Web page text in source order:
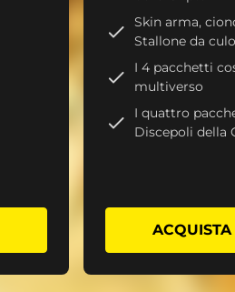
Skin arma,
Stallone da culo
I 4 pacchetti
multiverso
I quattro
Discepoli della